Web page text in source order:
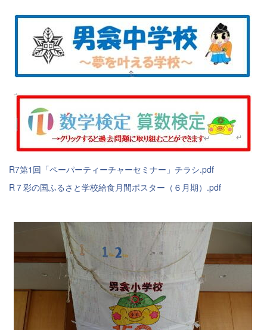
R7第1回「ペーパーティーチャーセミナー」チラシ.pdf
R７彩の国ふるさと学校給食月間ポスター（６月期）.pdf